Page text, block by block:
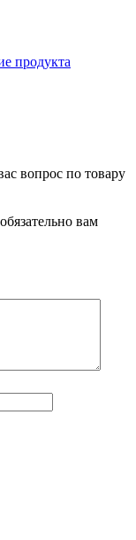
продукта
вопрос по товару
вам